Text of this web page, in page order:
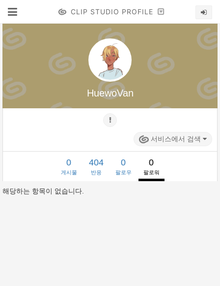
CLIP STUDIO PROFILE
HuewoVan
서비스에서 검색
0
게시물
404
반응
0
팔로우
0
팔로워
해당하는 항목이 없습니다.